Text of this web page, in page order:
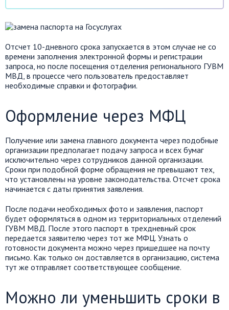
Отсчет 10-дневного срока запускается в этом случае не со
времени заполнения электронной формы и регистрации
запроса, но после посещения отделения регионального ГУВМ
МВД, в процессе чего пользователь предоставляет
необходимые справки и фотографии.
Оформление через МФЦ
Получение или замена главного документа через подобные
организации предполагает подачу запроса и всех бумаг
исключительно через сотрудников данной организации.
Сроки при подобной форме обращения не превышают тех,
что установлены на уровне законодательства. Отсчет срока
начинается с даты принятия заявления.
После подачи необходимых фото и заявления, паспорт
будет оформляться в одном из территориальных отделений
ГУВМ МВД. После этого паспорт в трехдневный срок
передается заявителю через тот же МФЦ. Узнать о
готовности документа можно через пришедшее на почту
письмо. Как только он доставляется в организацию, система
тут же отправляет соответствующее сообщение.
Можно ли уменьшить сроки в